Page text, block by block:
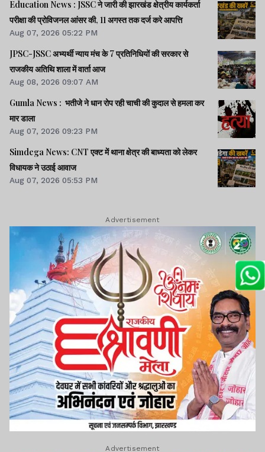
Education News : JSSC ने जारी की झारखंड क्षेत्रीय कार्यकर्ता
परीक्षा की प्रोविजनल आंसर की, 11 अगस्त तक दर्ज करे आपत्ति
Aug 07, 2026 05:22 PM
JPSC-JSSC अभ्यर्थी न्याय मंच के 7 प्रतिनिधियों की सरकार से
राजकीय अतिथि शाला में वार्ता आज
Aug 08, 2026 09:07 AM
Gumla News : भतीजे ने धान रोप रही चाची की कुदाल से हमला कर
मार डाला
Aug 07, 2026 09:23 PM
Simdega News: CNT एक्ट में थाना क्षेत्र की बाध्यता को लेकर
विधायक ने उठाई आवाज
Aug 07, 2026 05:53 PM
Advertisement
Advertisement